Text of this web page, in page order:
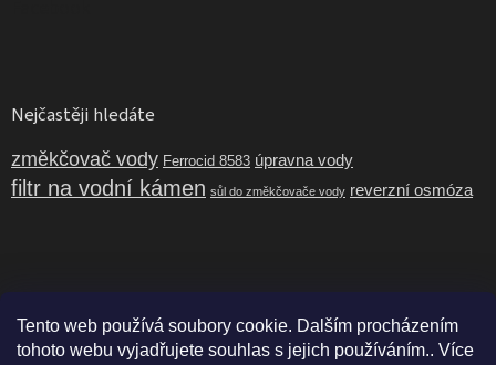
Tento web používá soubory cookie. Dalším procházením
tohoto webu vyjadřujete souhlas s jejich používáním.. Více
Nejčastěji hledáte
změkčovač vody Ferrocid 8583 úpravna vody
filtr na vodní kámen sůl do změkčovače vody reverzní osmóza